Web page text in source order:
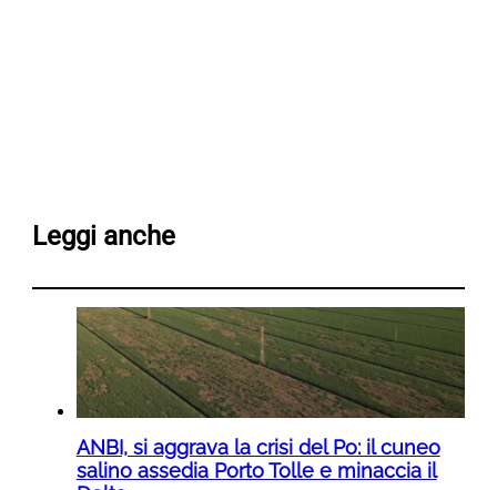
Leggi anche
ANBI, si aggrava la crisi del Po: il cuneo
salino assedia Porto Tolle e minaccia il